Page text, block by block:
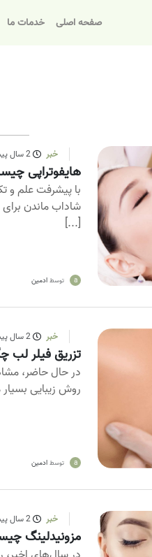
صفحه اصلی خدمات ما
خبر 2 سال پیش
هایفوتراپی
با پیشرفت علم و
شاداب ماندن
[...]
a توسطادمین
خبر 2 سال پیش
تزریق فیلر لب
در حال حاضر،
روش زیبایی
a توسطادمین
خبر 2 سال پیش
مزونیدلینگ